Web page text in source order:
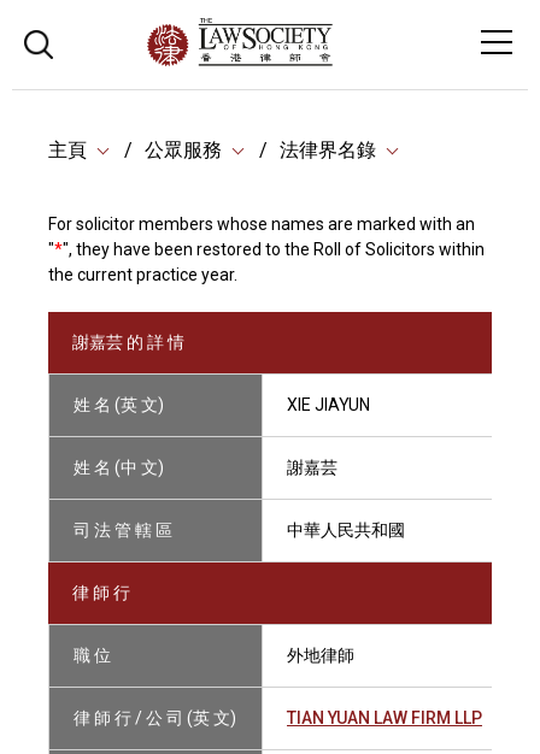
主頁 公眾服務 法律界名錄
For solicitor members whose names are marked with an
"*", they have been restored to the Roll of Solicitors within
the current practice year.
謝嘉芸 的 詳 情
姓 名 (英 文) XIE JIAYUN
姓 名 (中 文) 謝嘉芸
司 法 管 轄 區 中華人民共和國
律 師 行
職 位 外地律師
律 師 行 / 公 司 (英 文) TIAN YUAN LAW FIRM LLP